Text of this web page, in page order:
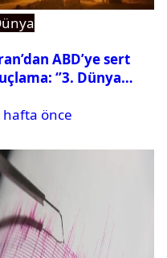
ABD’ye sert
‘’3. Dünya
kullandılar’’
hafta önce